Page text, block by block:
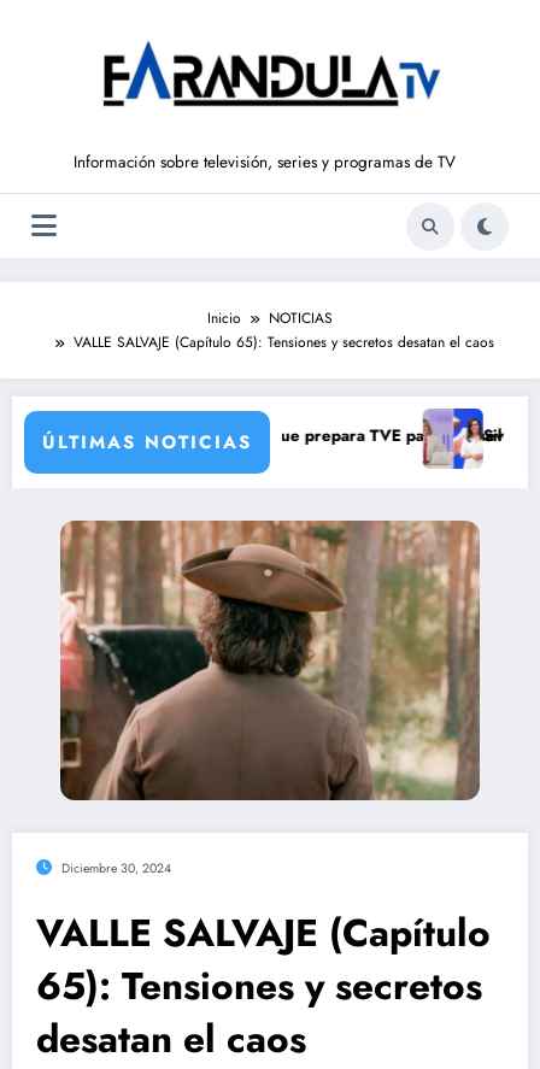
Información sobre televisión, series y programas de TV
Inicio
NOTICIAS
VALLE SALVAJE (Capítulo 65): Tensiones y secretos desatan el caos
ÚLTIMAS NOTICIAS
una verdad brutal
de corresponsales que prepara TVE para su nueva temporada
Silvia Intxaurrondo
Diciembre 30, 2024
VALLE SALVAJE (Capítulo
65): Tensiones y secretos
desatan el caos